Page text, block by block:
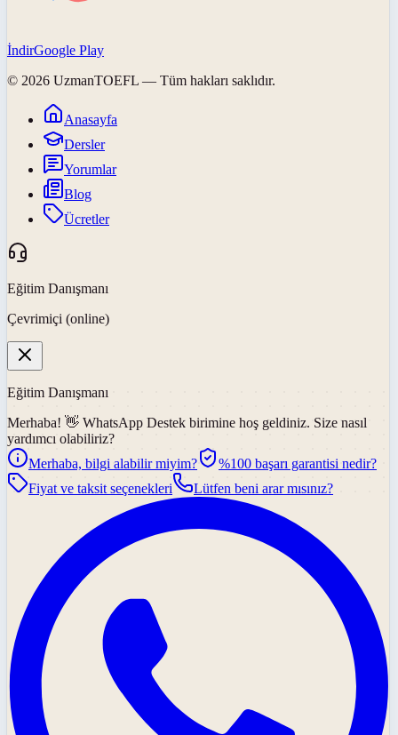
İndirGoogle Play
© 2026 UzmanTOEFL — Tüm hakları saklıdır.
Anasayfa
Dersler
Yorumlar
Blog
Ücretler
Eğitim Danışmanı
Çevrimiçi (online)
Eğitim Danışmanı
Merhaba! 👋 WhatsApp Destek birimine hoş geldiniz. Size nasıl
yardımcı olabiliriz?
Merhaba, bilgi alabilir miyim?
%100 başarı garantisi nedir?
Fiyat ve taksit seçenekleri
Lütfen beni arar mısınız?